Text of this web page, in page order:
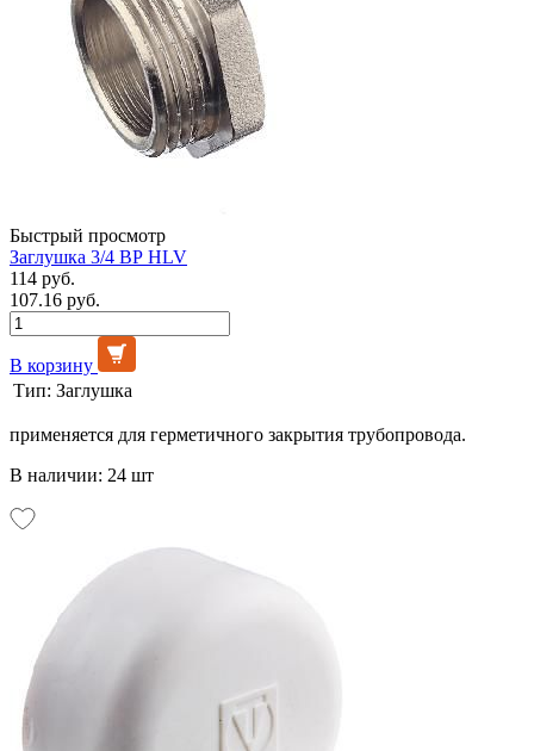
Быстрый просмотр
Заглушка 3/4 ВР HLV
114 руб.
107.16 руб.
В корзину
Тип: Заглушка
применяется для герметичного закрытия трубопровода.
В наличии: 24 шт